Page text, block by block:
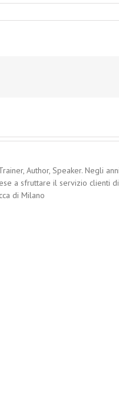
Author, Speaker. Negli
a sfruttare il servizio clienti
di Milano